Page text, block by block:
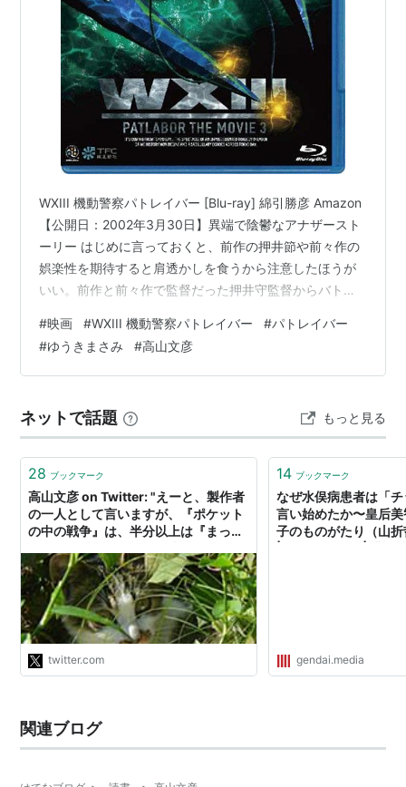
運命 アクシデントISBN:4163564209
水の森ISBN:4120031659
少年犯罪実名報道ISBN:4166602616
ネロが消えたISBN:4870315823
いのちの器ISBN:4043708025
鬼降る森ISBN:4901998072
『機動戦士ガンダム0080』『超時空世紀オーガス
02』『劇場版 機動警察パトレイバーＸⅢ』『ガンパレ
ードマーチ』などを監督。
『不思議の海のナディア』の演出などもつとめてい
る。
参考ページ「高山文彦監督の世界」：
http://www2.plala.or.jp/bunmei/orguss02takayam
WXIII 機動警察パトレイバー [Blu-ray] 綿引勝彦 Amazon
【公開日：2002年3月30日】異端で陰鬱なアナザースト
ーリー はじめに言っておくと、前作の押井節や前々作の
娯楽性を期待すると肩透かしを食うから注意したほうが
いい。前作と前々作で監督だった押井守監督からバトン
中の戦争』で監督デビューを果たした高山文彦監督。当
初はOVAとして制作される予定だったが、難産の末に劇
場作品になった。 前作の感想はこちら。 舞台は2000年
ンテナから逃げ出した“廃棄物13号”と呼ばれる異形…
#映画 #WXIII 機動警察パトレイバー #パトレイバー
#ゆうきまさみ #高山文彦
ネットで話題 もっと見る
28 ブックマーク
高山文彦 on Twitter: "えーと、製作者
の一人として言いますが、『ポケット
の中の戦争』は、半分以上は『まっぷ
ち』からパクっています。もしアニメ
を気に入られた人がいれば、是非。前
者は岩波文庫（俺が読んだ時は晶文社
だったけど）…
https://t.co/ciC7EdMPdG"
twitter.com
14 ブックマーク
なぜ水俣病患者は「
言い始めたか〜皇后
子のものがたり（山
gendai.media
関連ブログ